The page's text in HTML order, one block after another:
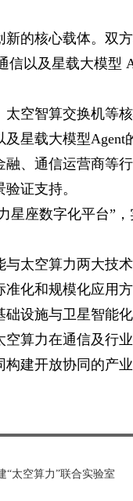
的核心载体。双
以及星载大模型
空智算交换机等
星载大模型
、通信运营商等
证支持。
星座数字化平台”
太空算力两大技
化和规模化应用
设施与卫星智能
算力在通信及行
建开放协同的产业
“太空算力”联合实验室